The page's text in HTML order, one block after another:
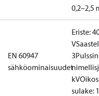
0,2–2,5
EN 60947
sähköominaisuudet
Eriste:
V
3Pulssin
kV
sulake: